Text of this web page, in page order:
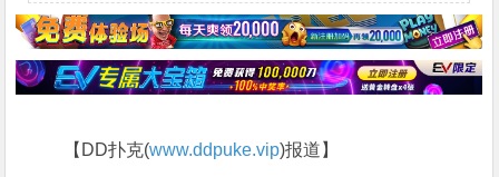
【DD扑克(www.ddpuke.vip)报道】